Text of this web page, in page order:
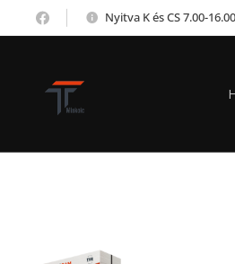
Nyitva K és CS 7.00-